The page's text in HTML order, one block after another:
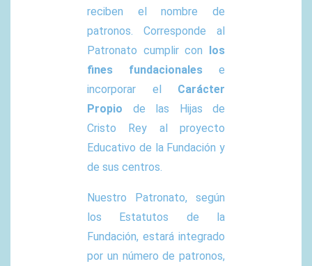
reciben el nombre de
patronos. Corresponde al
Patronato cumplir con los
fines fundacionales e
incorporar el Carácter
Propio de las Hijas de
Cristo Rey al proyecto
Educativo de la Fundación y
de sus centros.
Nuestro Patronato, según
los Estatutos de la
Fundación, estará integrado
por un número de patronos,